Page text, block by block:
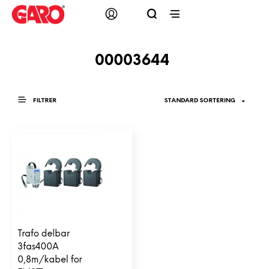
00003644
FILTRER
Trafo delbar
3fas400A
0,8m/kabel for